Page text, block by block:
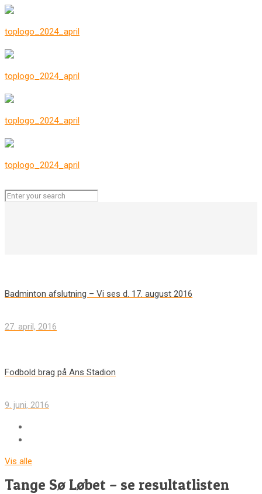
Badminton afslutning – Vi ses d. 17. august 2016
27. april, 2016
Fodbold brag på Ans Stadion
9. juni, 2016
Vis alle
Tange Sø Løbet – se resultatlisten